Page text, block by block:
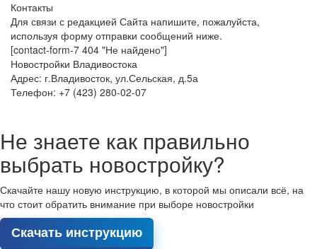
Контакты
Для связи с редакцией Сайта напишите, пожалуйста,
используя форму отправки сообщений ниже.
[contact-form-7 404 "Не найдено"]
Новостройки Владивостока
Адрес: г.Владивосток, ул.Сельская, д.5а
Телефон: +7 (423) 280-02-07
Не знаете как правильно
выбрать новостройку?
Скачайте нашу новую инструкцию, в которой мы описали всё, на
что стоит обратить внимание при выборе новостройки
Скачать инструкцию